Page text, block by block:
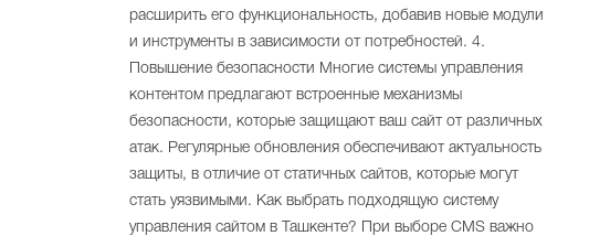
расширить его функциональность, добавив новые модули
и инструменты в зависимости от потребностей. 4.
Повышение безопасности Многие системы управления
контентом предлагают встроенные механизмы
безопасности, которые защищают ваш сайт от различных
атак. Регулярные обновления обеспечивают актуальность
защиты, в отличие от статичных сайтов, которые могут
стать уязвимыми. Как выбрать подходящую систему
управления сайтом в Ташкенте? При выборе CMS важно